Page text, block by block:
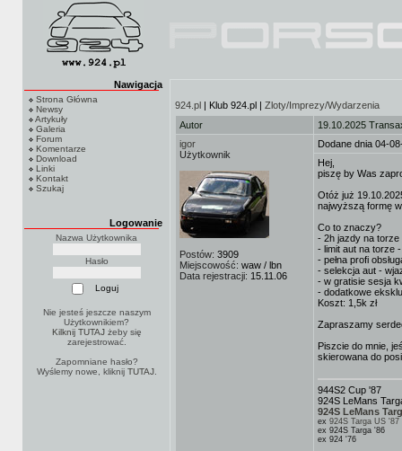
Nawigacja
Strona Główna
Newsy
Artykuły
Galeria
Forum
Komentarze
Download
Linki
Kontakt
Szukaj
Logowanie
Nazwa Użytkownika
Hasło
Nie jesteś jeszcze naszym
Użytkownikiem?
Kilknij TUTAJżeby się
zarejestrować.
Zapomniane hasło?
Wyślemy nowe, kliknij TUTAJ.
924.pl | Klub 924.pl | Zloty/Imprezy/Wydarzenia
Autor
19.10.2025
igor
Użytkownik
Postów: 3909
Miejscowość: waw / lbn
Data rejestracji: 15.11.06
Dodane dnia 04-
Hej,
piszę by Was
Otóż już
najwyższą formę
Co to znaczy?
- 2h jazdy na
- limit aut na torze
- pełna profi
- selekcja aut -
- w gratisie sesja
- dodatkowe
Koszt: 1,5k zł
Zapraszamy
Piszcie do mnie,
skierowana do
944S2 Cup '87
924S LeMans
924S LeMans
ex 924S Targa US '87
ex 924S Targa '86
ex 924 '76